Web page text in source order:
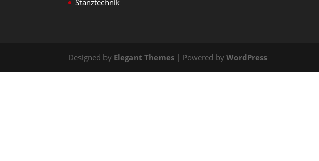
Stanztechnik
Designed by Elegant Themes | Powered byWordPress